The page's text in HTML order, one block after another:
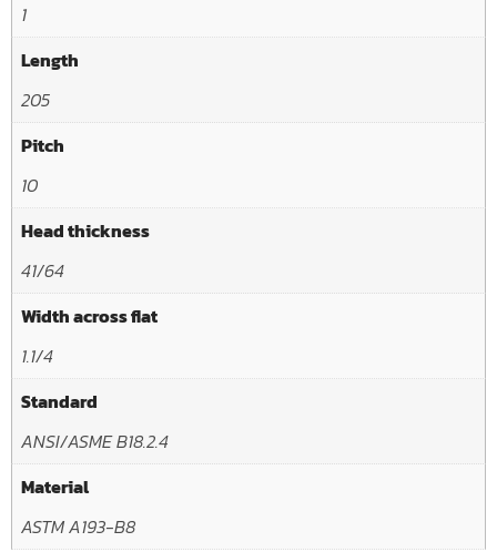
1
Length
205
Pitch
10
Head thickness
41/64
Width across flat
1.1/4
Standard
ANSI/ASME B18.2.4
Material
ASTM A193-B8